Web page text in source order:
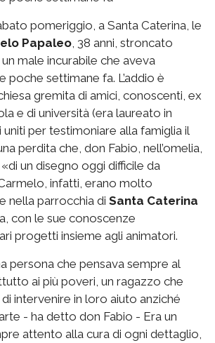
pomeriggio, a Santa Caterina, le
Papaleo , 38 anni, stroncato
male incurabile che aveva
poche settimane fa. L’addio è
gremita di amici, conoscenti, ex
e di università (era laureato in
per testimoniare alla famiglia il
perdita che, don Fabio, nell’omelia,
un disegno oggi difficile da
infatti, erano molto
nella parrocchia di Santa Caterina
con le sue conoscenze
progetti insieme agli animatori.
persona che pensava sempre al
ai più poveri, un ragazzo che
intervenire in loro aiuto anziché
- ha detto don Fabio - Era un
attento alla cura di ogni dettaglio,